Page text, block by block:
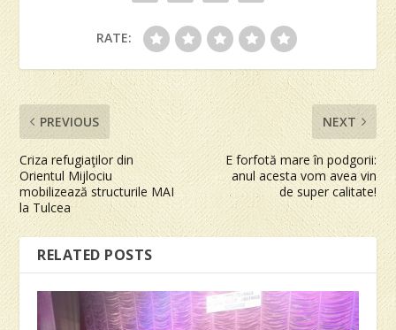
RATE:
PREVIOUS
Criza refugiaţilor din
Orientul Mijlociu
mobilizează structurile MAI
la Tulcea
NEXT
E forfotă mare în podgorii:
anul acesta vom avea vin
de super calitate!
RELATED POSTS